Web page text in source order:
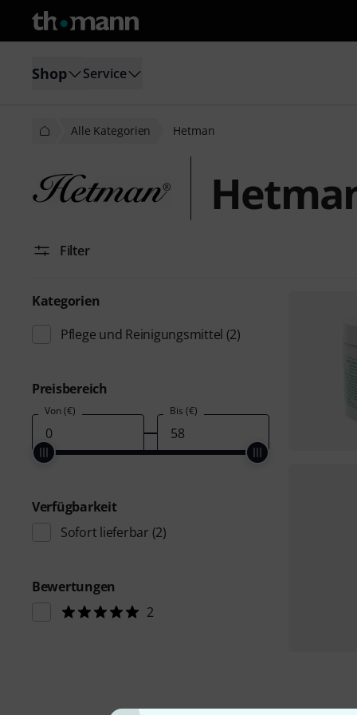
Shop Service
Alle Kategorien Hetman
Filter
Kategorien
Pflege und Reinigungsmittel (2)
Preisbereich
Von (€) Bis (€)
Verfügbarkeit
Sofort lieferbar (2)
Bewertungen
2